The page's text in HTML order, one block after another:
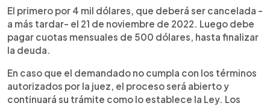
El primero por 4 mil dólares, que deberá ser cancelada -
a más tardar- el 21 de noviembre de 2022. Luego debe
pagar cuotas mensuales de 500 dólares, hasta finalizar
la deuda.
En caso que el demandado no cumpla con los términos
autorizados por la juez, el proceso será abierto y
continuará su trámite como lo establece la Ley. Los